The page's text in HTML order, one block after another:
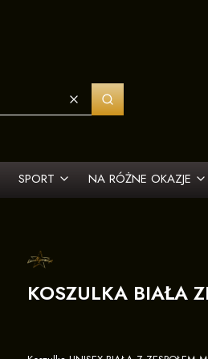
WyczyśćSzukaj
SPORT NA RÓŻNE OKAZJE
KOSZULKA BIAŁA